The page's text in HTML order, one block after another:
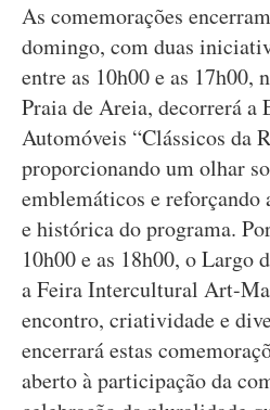
As comemorações
domingo, com duas
entre as 10h00 e as 17h00,
Praia de Areia, decorrerá a
Automóveis “Clássicos da
proporcionando um olhar
emblemáticos e
e histórica do programa.
10h00 e as 18h00, o Largo
a Feira Intercultural Art-
encontro, criatividade e
encerrará estas
aberto à participação da